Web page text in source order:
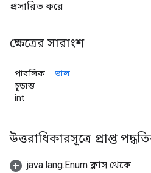
প্রসারিত করে
ক্ষেত্রের সারাংশ
পাবলিক
চূড়ান্ত
int
ভাল
উত্তরাধিকারসূত্রে প্রাপ্ত
java.lang.Enum ক্লাস থেকে